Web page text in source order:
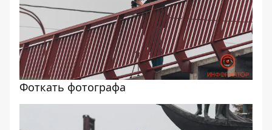
Фоткать фотографа